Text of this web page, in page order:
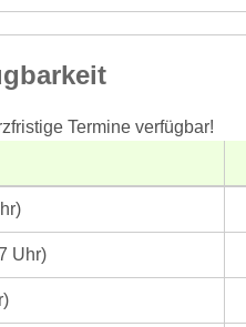
Termine verfügbar!
Uhr)